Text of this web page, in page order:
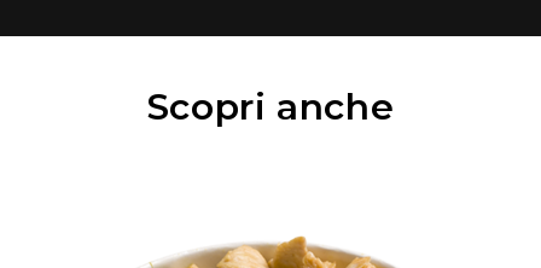
Scopri anche